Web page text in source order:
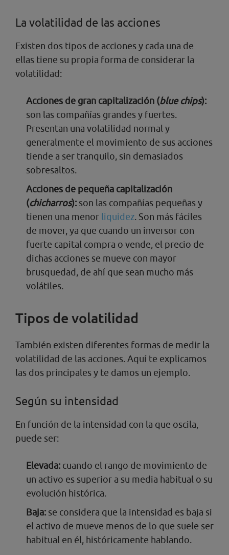
La volatilidad de las acciones
Existen dos tipos de acciones y cada una de
ellas tiene su propia forma de considerar la
volatilidad:
Acciones de gran capitalización (blue chips):
son las compañías grandes y fuertes.
Presentan una volatilidad normal y
generalmente el movimiento de sus acciones
tiende a ser tranquilo, sin demasiados
sobresaltos.
Acciones de pequeña capitalización
(chicharros): son las compañías pequeñas y
tienen una menor liquidez. Son más fáciles
de mover, ya que cuando un inversor con
fuerte capital compra o vende, el precio de
dichas acciones se mueve con mayor
brusquedad, de ahí que sean mucho más
volátiles.
Tipos de volatilidad
También existen diferentes formas de medir la
volatilidad de las acciones. Aquí te explicamos
las dos principales y te damos un ejemplo.
Según su intensidad
En función de la intensidad con la que oscila,
puede ser:
Elevada: cuando el rango de movimiento de
un activo es superior a su media habitual o su
evolución histórica.
Baja: se considera que la intensidad es baja si
el activo de mueve menos de lo que suele ser
habitual en él, históricamente hablando.